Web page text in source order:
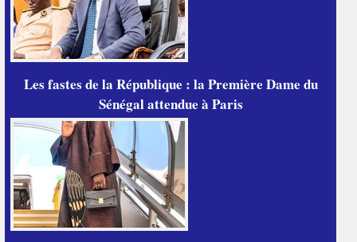
Les fastes de la République : la Première Dame du
Sénégal attendue à Paris